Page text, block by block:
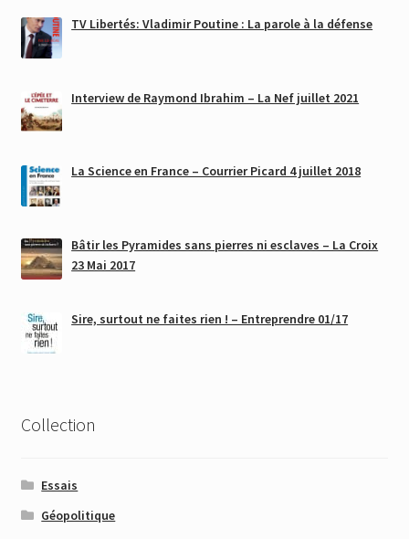
TV Libertés: Vladimir Poutine : La parole à la défense
Interview de Raymond Ibrahim – La Nef juillet 2021
La Science en France – Courrier Picard 4 juillet 2018
Bâtir les Pyramides sans pierres ni esclaves – La Croix
23 Mai 2017
Sire, surtout ne faites rien ! – Entreprendre 01/17
Collection
Essais
Géopolitique